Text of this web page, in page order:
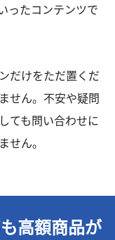
ったコンテンツで
だけをただ置くだ
せん。不安や疑問
ても問い合わせに
せん。
高額商品が